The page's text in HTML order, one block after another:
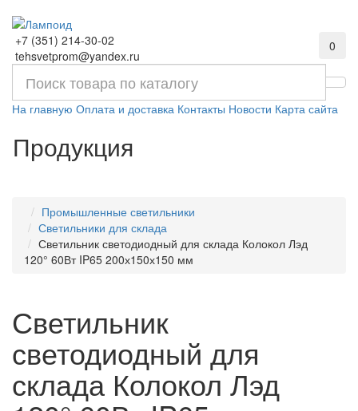
+7 (351) 214-30-02
tehsvetprom@yandex.ru
0
На главную Оплата и доставка Контакты Новости Карта сайта
Продукция
Промышленные светильники
Светильники для склада
Светильник светодиодный для склада Колокол Лэд
120° 60Вт IP65 200х150х150 мм
Светильник
светодиодный для
склада Колокол Лэд